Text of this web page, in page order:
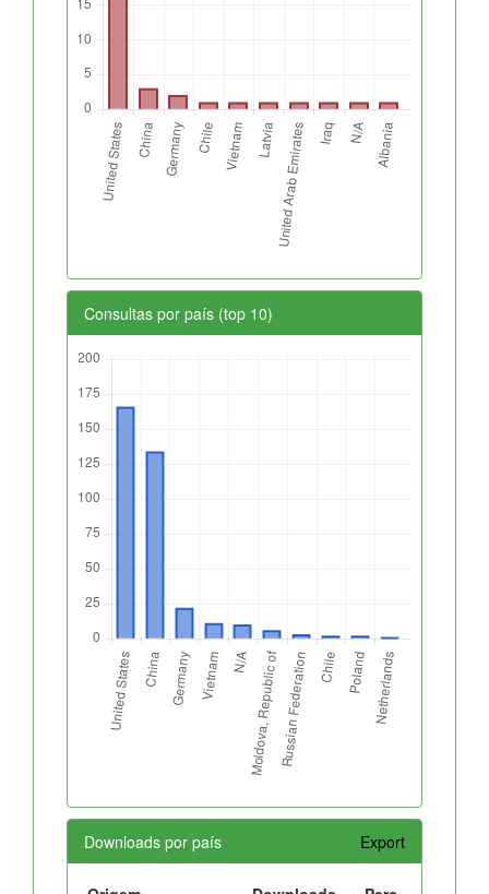
Consultas por país (top 10)
Downloads por país Export